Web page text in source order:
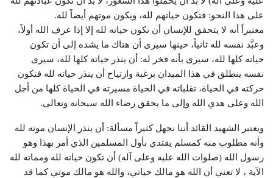
على هذا النحو: فتكون حياتهم لله، ويكون موتهم أيضاً لله.
معتبراً أنه لا يتحقق للإنسان أن تكون حياته لله إلا إذا عرف الله أولاً،
وعبَّد نفسه لله ثانياً، حينها سيرى أن هناك ما يشده إلى أن تكون
حياته كلها لله، سيرى بأنه فخر له: أن ينذر حياته كلها لله، سيرى
نفسه ينطلق في هذا الميدان برغبة وارتياح أن ينذر حياته لله فتكون
حركته في الحياة، تقلباته في الحياة مسيرته في الحياة كلها من أجل
الله وعلى هدي الله وإلى ما يحقق رضاء الله سبحانه وتعالى.
ويعتبر الشهيد القائد أننا نجهل كثيراً مسألة: أن ينذر الإنسان موته لله
وأنه مطلوب منه كمسلم يقتدي بأول المسلمين الذي أمر بهذا وهو
رسول الله (صلوات الله عليه وعلى آله) أن تكون حياته لله ومماته لله
الآية ، لا تعني أن الله هو مالك حياتي، والله هو مالك موتي كما قد